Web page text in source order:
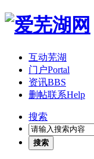
互动芜湖
门户Portal
资讯BBS
删帖联系Help
搜索
搜索